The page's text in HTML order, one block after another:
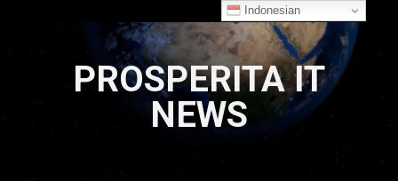
PROSPERITA IT
NEWS
Indonesian